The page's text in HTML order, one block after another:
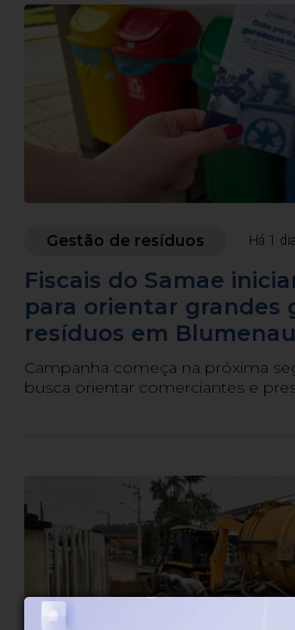
Gestão de resíduos Há 1 dia
Fiscais do Samae
para orientar grandes
resíduos em Blumenau
Campanha começa na próxima
busca orientar comerciantes e